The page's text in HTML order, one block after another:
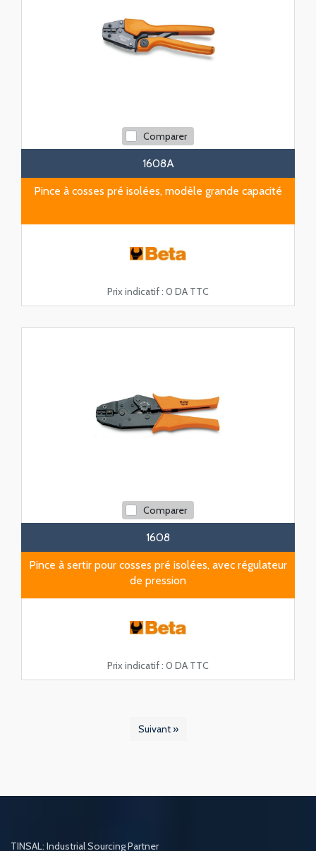
Comparer
1608A
Pince à cosses pré isolées, modèle grande capacité
Prix indicatif : 0 DA TTC
Comparer
1608
Pince à sertir pour cosses pré isolées, avec régulateur
de pression
Prix indicatif : 0 DA TTC
Suivant »
TINSAL: Industrial Sourcing Partner